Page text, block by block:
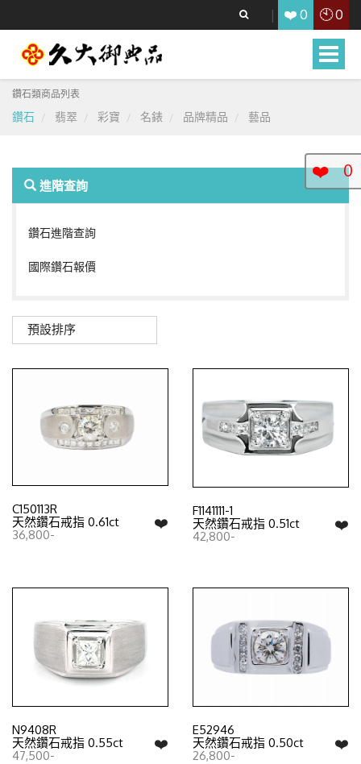
❤️ 0 🕙0
Toggle
鑽石類商品列表
鑽石 翡翠 彩寶 名錶 品牌精品 藝品
進階查詢
鑽石進階查詢
國際鑽石報價
預設排序
C150113R
❤️
天然鑽石戒指 0.61ct
36,800-
F1141111-1
❤️
天然鑽石戒指 0.51ct
42,800-
N9408R
❤️
天然鑽石戒指 0.55ct
47,500-
E52946
❤️
天然鑽石戒指 0.50ct
26,800-
❤️ 0